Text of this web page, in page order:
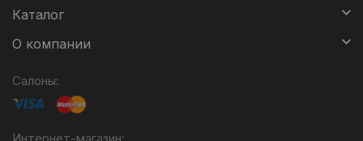
Каталог
О компании
Салоны: